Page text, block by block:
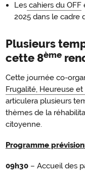
Lescahiers du OFF
2025 dans le cadre
Plusieurs
cette 8ème
Cette journée co-
Frugalité, Heureuse
articulera plusieurs
thèmes de la
citoyenne.
Programme
09h30 – Accueil des